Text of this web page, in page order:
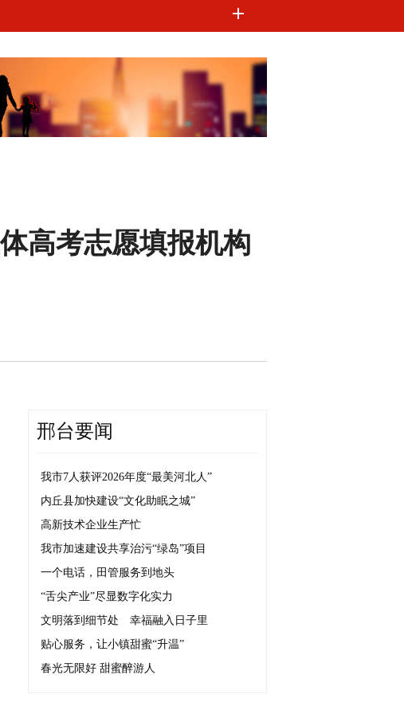
高考志愿填报机构
邢台要闻
我市7人获评2026年度“最美河北人”
内丘县加快建设“文化助眠之城”
高新技术企业生产忙
我市加速建设共享治污“绿岛”项目
一个电话，田管服务到地头
“舌尖产业”尽显数字化实力
文明落到细节处 幸福融入日子里
贴心服务，让小镇甜蜜“升温”
春光无限好 甜蜜醉游人